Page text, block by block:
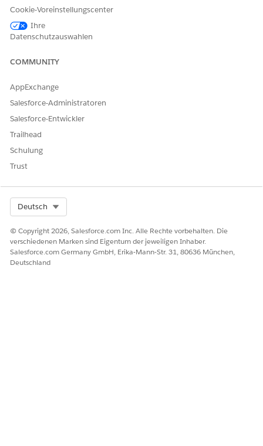
KONNTEN SIE IHR PROBLEM MITHILFE DIESES ARTIKELS
Geben Sie uns Feedback, damit wir uns verbessern können.
Cookie-Voreinstellungscenter
Ihre
Datenschutzauswahlen
COMMUNITY
AppExchange
Salesforce-Administratoren
Salesforce-Entwickler
Trailhead
Schulung
Trust
Deutsch
© Copyright 2026, Salesforce.com Inc. Alle Rechte vorbehalten. Die
verschiedenen Marken sind Eigentum der jeweiligen Inhaber.
Salesforce.com Germany GmbH, Erika-Mann-Str. 31, 80636 München,
Deutschland